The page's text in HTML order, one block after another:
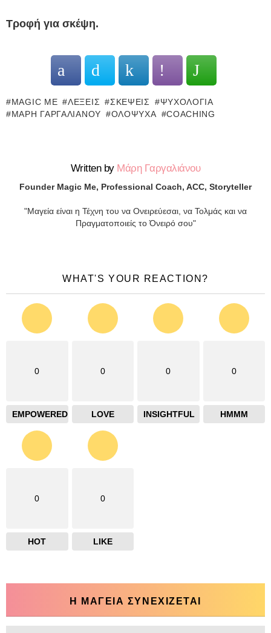
Τροφή για σκέψη.
MAGIC ME ΛΈΞΕΙΣ ΣΚΈΨΕΙΣ
ΨΥΧΟΛΟΓΊΑ
ΜΆΡΗ ΓΑΡΓΑΛΙΆΝΟΥ
ΟΛΌΨΥΧΑ COACHING
Written by Μάρη Γαργαλιάνου
Founder Magic Me, Professional Coach, ACC, Storyteller
"Μαγεία είναι η Τέχνη του να Ονειρεύεσαι, να Τολμάς και να
Πραγματοποιείς το Όνειρό σου"
WHAT'S YOUR REACTION?
0
EMPOWERED
0
LOVE
0
INSIGHTFUL
0
HMMM
0
HOT
0
LIKE
Η ΜΑΓΕΙΑ ΣΥΝΕΧΙΖΕΤΑΙ